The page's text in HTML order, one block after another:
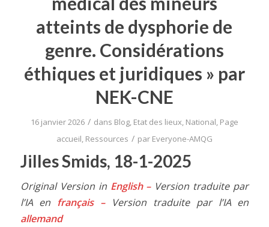
atteints de dysphorie de
genre. Considérations
éthiques et juridiques » par
NEK-CNE
16 janvier 2026 / dans Blog, Etat des lieux, National, Page
accueil, Ressources / par Everyone-AMQG
Jilles Smids, 18-1-2025
Original Version in English– Version traduite par
l’IA en français –Version traduite par l’IA en
allemand